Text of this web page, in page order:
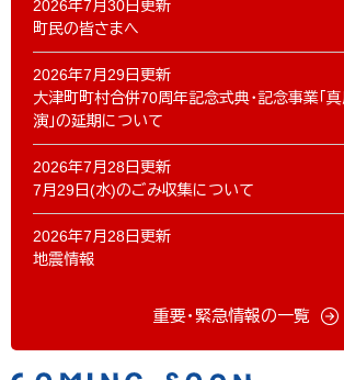
2026年7月30日更新
町民の皆さまへ
2026年7月29日更新
大津町町村合併70周年記念式典・記念事業「
演」の延期について
2026年7月28日更新
7月29日(水)のごみ収集について
2026年7月28日更新
地震情報
重要・緊急情報の一覧